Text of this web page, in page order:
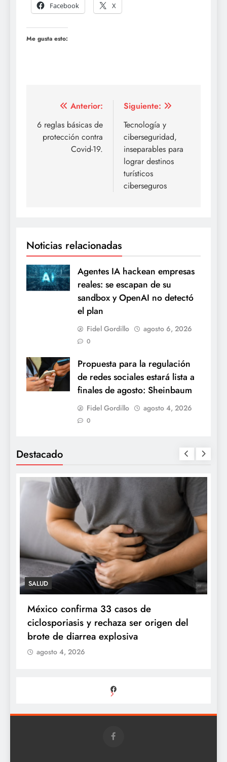
Facebook
X
Me gusta esto:
Navegación
de
entradas
Anterior:
6 reglas básicas de
protección contra
Covid-19.
Siguiente:
Tecnología y
ciberseguridad,
inseparables para
lograr destinos
turísticos
ciberseguros
Noticias relacionadas
Agentes IA hackean empresas
reales: se escapan de su
sandbox y OpenAI no detectó
el plan
Fidel Gordillo agosto 6, 2026
0
Propuesta para la regulación
de redes sociales estará lista a
finales de agosto: Sheinbaum
Fidel Gordillo agosto 4, 2026
0
Destacado
SALUD
México confirma 33 casos de
ciclosporiasis y rechaza ser origen del
brote de diarrea explosiva
agosto 4, 2026